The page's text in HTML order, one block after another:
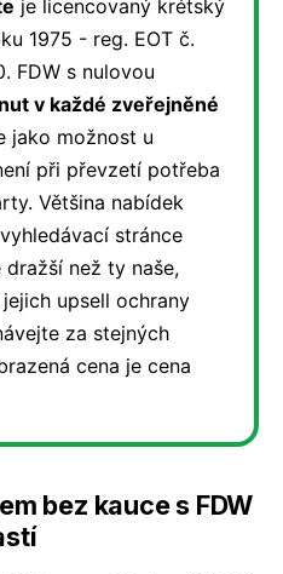
je licencovaný krétský
1975 - reg. EOT č.
FDW s nulovou
v každé zveřejněné
jako možnost u
při převzetí potřeba
Většina nabídek
stránce
dražší než ty naše,
upsell ochrany
za stejných
cena je cena
bez kauce s FDW